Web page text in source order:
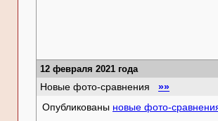
12 февраля 2021 года
Новые фото-сравнения »»
Опубликованы новые фото-